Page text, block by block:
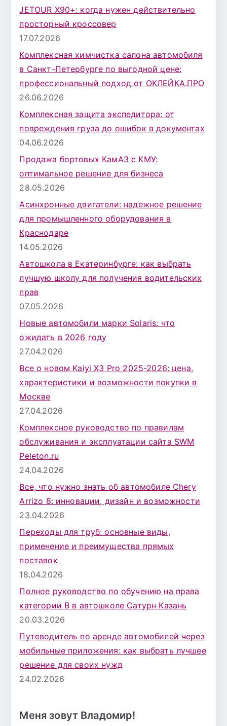
JETOUR X90+: когда нужен действительно
просторный кроссовер
17.07.2026
Комплексная химчистка салона автомобиля
в Санкт-Петербурге по выгодной цене:
профессиональный подход от ОКЛЕЙКА.ПРО
26.06.2026
Комплексная защита экспедитора: от
повреждения груза до ошибок в документах
04.06.2026
Продажа бортовых КамАЗ с КМУ:
оптимальное решение для бизнеса
28.05.2026
Асинхронные двигатели: надежное решение
для промышленного оборудования в
Краснодаре
14.05.2026
Автошкола в Екатеринбурге: как выбрать
лучшую школу для получения водительских
прав
07.05.2026
Новые автомобили марки Solaris: что
ожидать в 2026 году
27.04.2026
Все о новом Kaiyi X3 Pro 2025-2026: цена,
характеристики и возможности покупки в
Москве
27.04.2026
Комплексное руководство по правилам
обслуживания и эксплуатации сайта SWM
Peleton.ru
24.04.2026
Все, что нужно знать об автомобиле Chery
Arrizo 8: инновации, дизайн и возможности
23.04.2026
Переходы для труб: основные виды,
применение и преимущества прямых
поставок
18.04.2026
Полное руководство по обучению на права
категории B в автошколе Сатурн Казань
20.03.2026
Путеводитель по аренде автомобилей через
мобильные приложения: как выбрать лучшее
решение для своих нужд
24.02.2026
Меня зовут Владомир!